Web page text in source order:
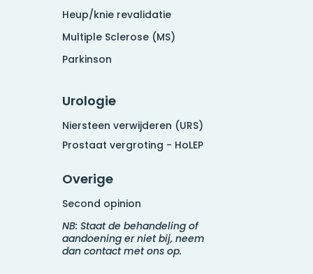
Heup/knie revalidatie
Multiple Sclerose (MS)
Parkinson
Urologie
Niersteen verwijderen (URS)
Prostaat vergroting - HoLEP
Overige
Second opinion
NB: Staat de behandeling of
aandoening er niet bij, neem
dan contact met ons op.